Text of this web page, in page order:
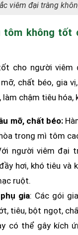
viêm đại tràng
tôm không tốt
cho người viêm
chất béo, gia
làm chậm tiêu hóa,
mỡ, chất béo:
trong mì tôm
người viêm đại
hơi, khó tiêu và
ruột.
gia: Các gói
tiêu, bột ngọt,
có thể gây kích